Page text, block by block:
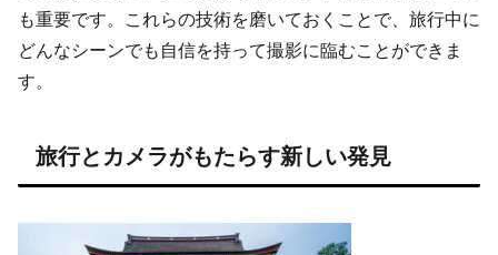
も重要です。これらの技術を磨いておくことで、旅行中に
どんなシーンでも自信を持って撮影に臨むことができま
す。
旅行とカメラがもたらす新しい発見